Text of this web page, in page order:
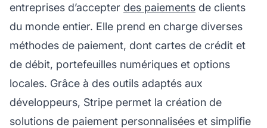
entreprises d’accepter des paiements de clients
du monde entier. Elle prend en charge diverses
méthodes de paiement, dont cartes de crédit et
de débit, portefeuilles numériques et options
locales. Grâce à des outils adaptés aux
développeurs, Stripe permet la création de
solutions de paiement personnalisées et simplifie